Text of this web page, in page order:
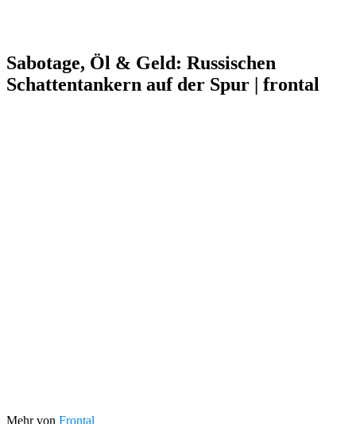
Sabotage, Öl & Geld: Russischen
Schattentankern auf der Spur | frontal
Mehr von Frontal